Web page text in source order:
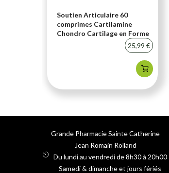
Soutien Articulaire 60
comprimes Cartilamine
Chondro Cartilage en Forme
25,99 €
Grande Pharmacie Sainte Catherine
Jean Romain Rolland
Du lundi au vendredi de 8h30 à 20h00
Samedi & dimanche et jours fériés